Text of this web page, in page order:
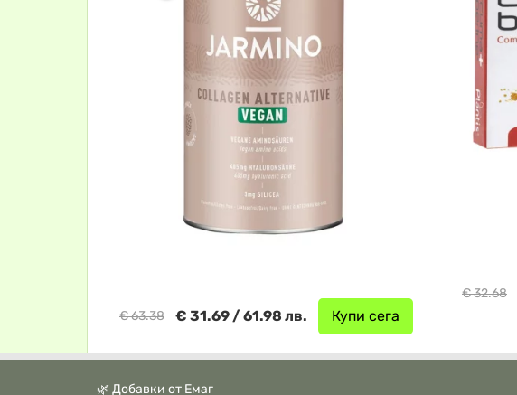
Купи сега
€ 31.69 / 61.98 лв.
€ 63.38
€ 32.68
🌿 Добавки от Емаг